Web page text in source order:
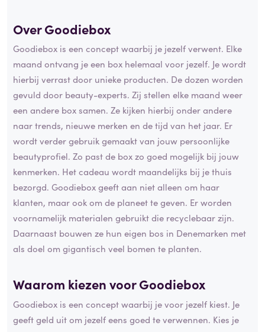
Over Goodiebox
Goodiebox is een concept waarbij je jezelf verwent. Elke
maand ontvang je een box helemaal voor jezelf. Je wordt
hierbij verrast door unieke producten. De dozen worden
gevuld door beauty-experts. Zij stellen elke maand weer
een andere box samen. Ze kijken hierbij onder andere
naar trends, nieuwe merken en de tijd van het jaar. Er
wordt verder gebruik gemaakt van jouw persoonlijke
beautyprofiel. Zo past de box zo goed mogelijk bij jouw
kenmerken. Het cadeau wordt maandelijks bij je thuis
bezorgd. Goodiebox geeft aan niet alleen om haar
klanten, maar ook om de planeet te geven. Er worden
voornamelijk materialen gebruikt die recyclebaar zijn.
Daarnaast bouwen ze hun eigen bos in Denemarken met
als doel om gigantisch veel bomen te planten.
Waarom kiezen voor Goodiebox
Goodiebox is een concept waarbij je voor jezelf kiest. Je
geeft geld uit om jezelf eens goed te verwennen. Kies je